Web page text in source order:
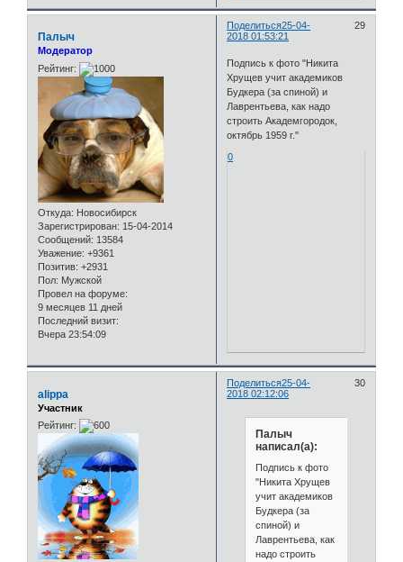
Поделиться 29
25-04-
2018 01:53:21
Палыч
Модератор
Рейтинг:
Откуда: Новосибирск
Зарегистрирован: 15-04-2014
Сообщений: 13584
Уважение: +9361
Позитив: +2931
Пол: Мужской
Провел на форуме:
9 месяцев 11 дней
Последний визит:
Вчера 23:54:09
Подпись к фото "Никита
Хрущев учит академиков
Будкера (за спиной) и
Лаврентьева, как надо
строить Академгородок,
октябрь 1959 г."
0
Поделиться 30
25-04-
2018 02:12:06
alippa
Участник
Рейтинг:
Палыч
написал(а):
Подпись к фото
"Никита Хрущев
учит академиков
Будкера (за
спиной) и
Лаврентьева, как
надо строить